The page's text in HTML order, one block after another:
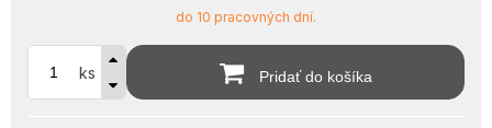
do 10 pracovných dní.
ks Pridať do košíka